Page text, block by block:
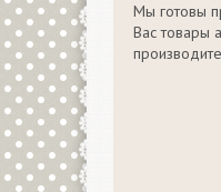
Мы готовы
Вас товары